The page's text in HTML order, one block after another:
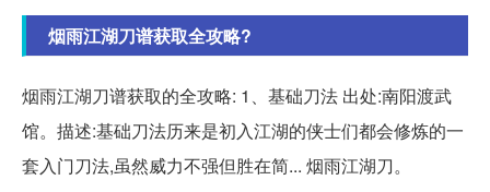
烟雨江湖刀谱获取全攻略?
烟雨江湖刀谱获取的全攻略: 1、基础刀法 出处:南阳渡武
馆。描述:基础刀法历来是初入江湖的侠士们都会修炼的一
套入门刀法,虽然威力不强但胜在简... 烟雨江湖刀。